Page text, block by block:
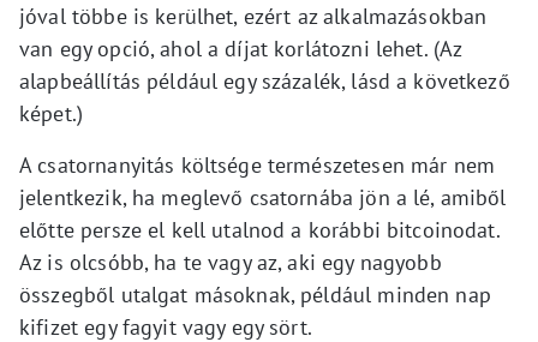
jóval többe is kerülhet, ezért az alkalmazásokban
van egy opció, ahol a díjat korlátozni lehet. (Az
alapbeállítás például egy százalék, lásd a következő
képet.)
A csatornanyitás költsége természetesen már nem
jelentkezik, ha meglevő csatornába jön a lé, amiből
előtte persze el kell utalnod a korábbi bitcoinodat.
Az is olcsóbb, ha te vagy az, aki egy nagyobb
összegből utalgat másoknak, például minden nap
kifizet egy fagyit vagy egy sört.